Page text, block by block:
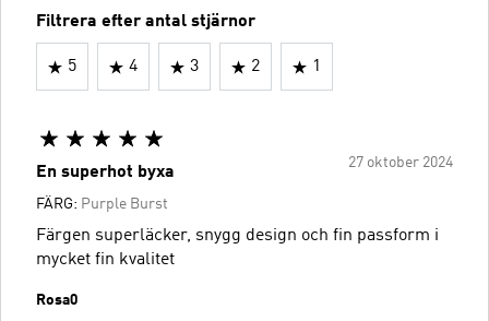
Filtrera efter antal stjärnor
5 4 3 2 1
27 oktober 2024
En superhot byxa
FÄRG: Purple Burst
Färgen superläcker, snygg design och fin passform i
mycket fin kvalitet
Rosa0